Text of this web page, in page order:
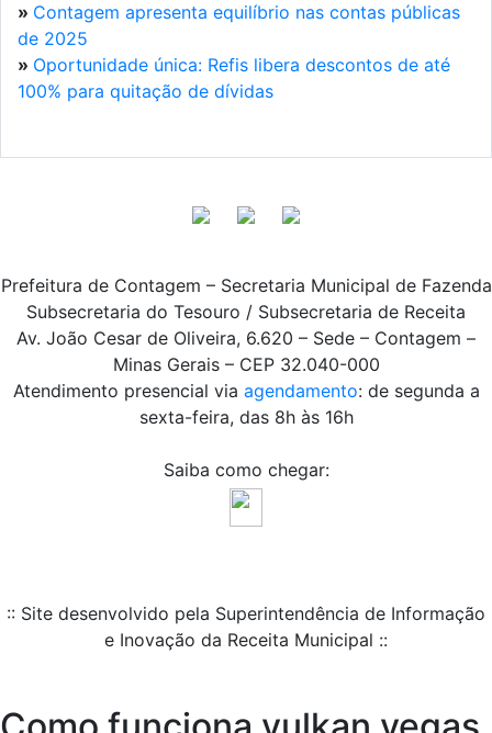
» Contagem apresenta equilíbrio nas contas públicas
de 2025
» Oportunidade única: Refis libera descontos de até
100% para quitação de dívidas
Prefeitura de Contagem – Secretaria Municipal de Fazenda
Subsecretaria do Tesouro / Subsecretaria de Receita
Av. João Cesar de Oliveira, 6.620 – Sede – Contagem –
Minas Gerais – CEP 32.040-000
Atendimento presencial via agendamento: de segunda a
sexta-feira, das 8h às 16h
Saiba como chegar:
:: Site desenvolvido pela Superintendência de Informação
e Inovação da Receita Municipal ::